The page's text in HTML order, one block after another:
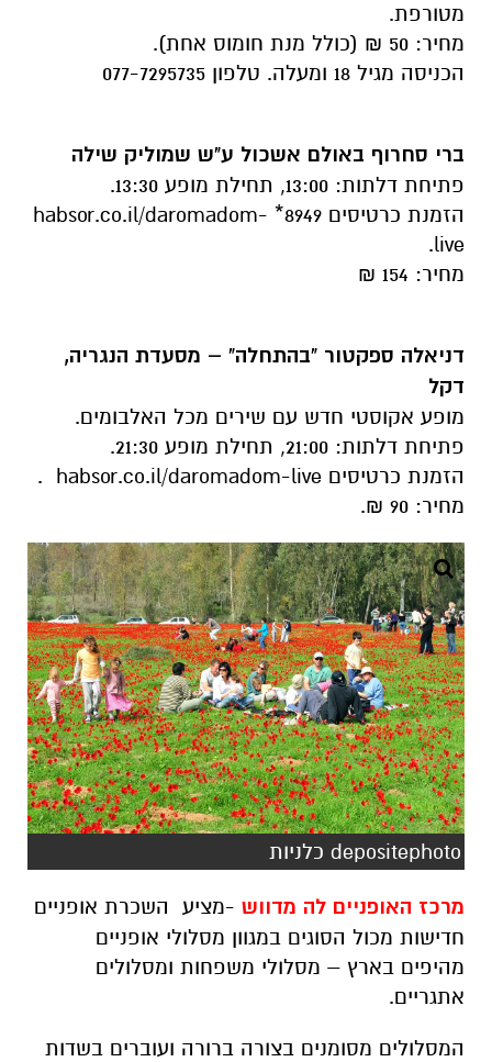
מטורפת.
מחיר: 50 ₪ (כולל מנת חומוס אחת).
הכניסה מגיל 18 ומעלה. טלפון 077-7295735
ברי סחרוף באולם אשכול ע"ש שמוליק שילה
פתיחת דלתות: 13:00, תחילת מופע 13:30.
הזמנת כרטיסים 8949* habsor.co.il/daromadom-
live.
מחיר: 154 ₪
דניאלה ספקטור "בהתחלה" – מסעדת הנגריה,
דקל
מופע אקוסטי חדש עם שירים מכל האלבומים.
פתיחת דלתות: 21:00, תחילת מופע 21:30.
הזמנת כרטיסים habsor.co.il/daromadom-live .
מחיר: 90 ₪.
depositephoto כלניות
מרכז האופניים לה מדווש -מציע השכרת אופניים
חדישות מכול הסוגים במגוון מסלולי אופניים
מהיפים בארץ – מסלולי משפחות ומסלולים
אתגריים.
המסלולים מסומנים בצורה ברורה ועוברים בשדות